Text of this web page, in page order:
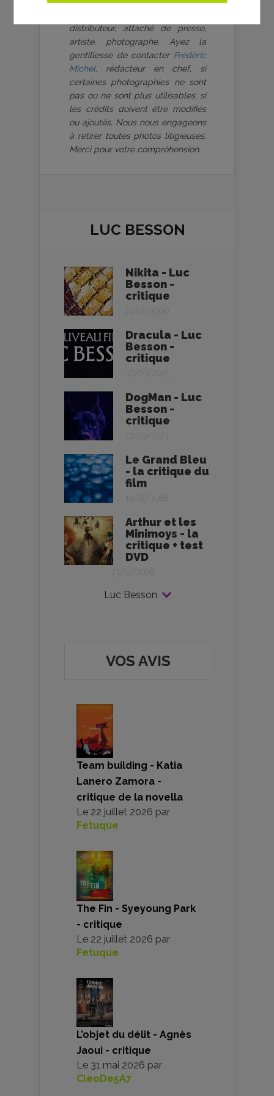
distributeur, attaché de presse,
artiste, photographe. Ayez la
gentillesse de contacter Frédéric
Michel, rédacteur en chef, si
certaines photographies ne sont
pas ou ne sont plus utilisables, si
les crédits doivent être modifiés
ou ajoutés. Nous nous engageons
à retirer toutes photos litigieuses.
Merci pour votre compréhension.
LUC BESSON
Nikita - Luc
Besson -
critique
21/02/1990
Dracula - Luc
Besson -
critique
DogMan - Luc
Besson -
critique
Le Grand Bleu
- la critique du
film
11/05/1988
Arthur et les
Minimoys - la
critique + test
DVD
13/12/2006
Luc Besson
VOS AVIS
Team building - Katia
Lanero Zamora -
critique de la novella
Le 22 juillet 2026 par
Fetuque
The Fin - Syeyoung Park
- critique
Le 22 juillet 2026 par
Fetuque
L’objet du délit - Agnès
Jaoui - critique
Le 31 mai 2026 par
CleoDe5A7